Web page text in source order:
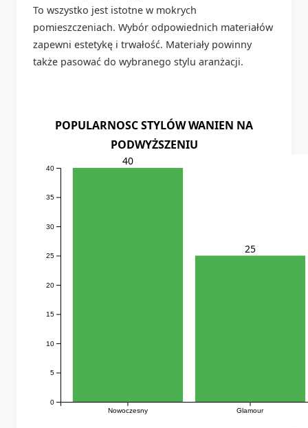
To wszystko jest istotne w mokrych
pomieszczeniach. Wybór odpowiednich materiałów
zapewni estetykę i trwałość. Materiały powinny
także pasować do wybranego stylu aranżacji.
POPULARNOSC STYLÓW WANIEN NA
PODWYŻSZENIU
Nowoczesny Glamour
0
5
10
15
20
25
30
35
40
40
25